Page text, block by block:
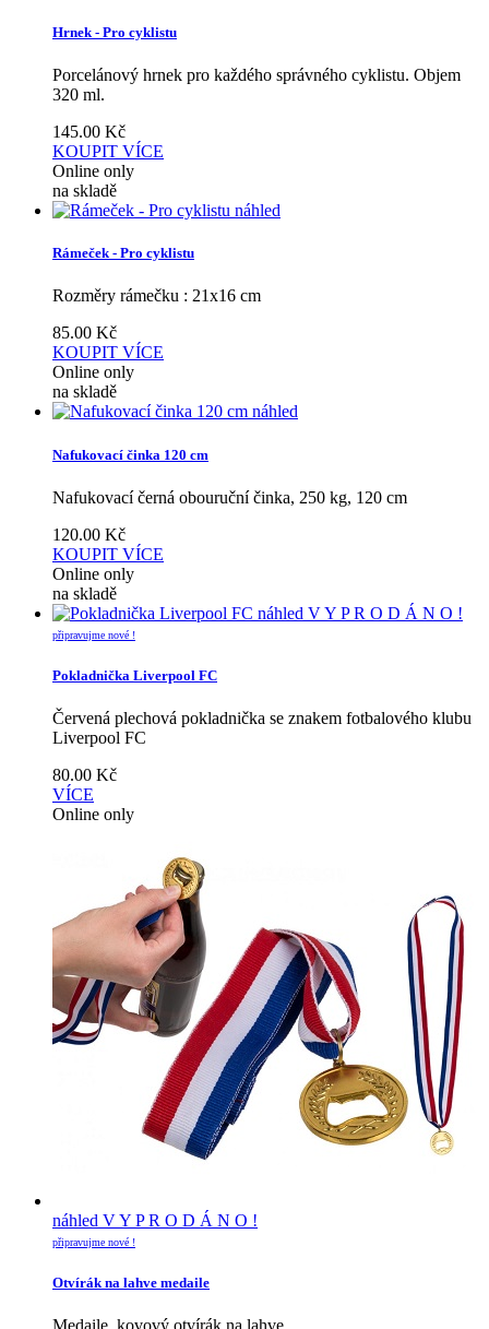
Hrnek - Pro cyklistu
Porcelánový hrnek pro každého správného cyklistu. Objem
320 ml.
145.00 Kč
KOUPIT VÍCE
Online only
na skladě
náhled
Rámeček - Pro cyklistu
Rozměry rámečku : 21x16 cm
85.00 Kč
KOUPIT VÍCE
Online only
na skladě
náhled
Nafukovací činka 120 cm
Nafukovací černá obouruční činka, 250 kg, 120 cm
120.00 Kč
KOUPIT VÍCE
Online only
na skladě
náhled V Y P R O D Á N O !
připravujme nové !
Pokladnička Liverpool FC
Červená plechová pokladnička se znakem fotbalového klubu
Liverpool FC
80.00 Kč
VÍCE
Online only
náhled V Y P R O D Á N O !
připravujme nové !
Otvírák na lahve medaile